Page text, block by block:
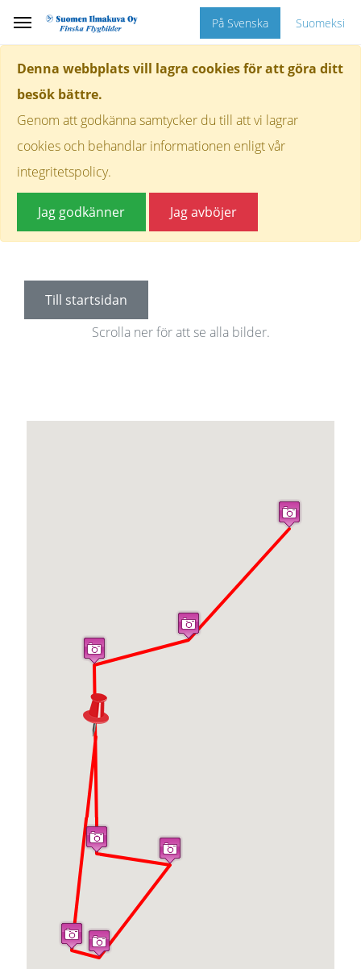
Denna webbplats vill lagra cookies för att göra ditt
besök bättre.
Genom att godkänna samtycker du till att vi lagrar
cookies och behandlar informationen enligt vår
integritetspolicy.
Jag godkänner Jag avböjer
På Svenska Suomeksi
Till startsidan
Scrolla ner för att se alla bilder.